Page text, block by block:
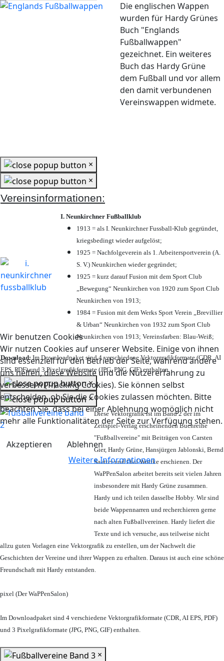
Wir benutzen Cookies
Wir nutzen Cookies auf unserer Website. Einige von ihnen
sind essenziell für den Betrieb der Seite, während andere
uns helfen, diese Website und die Nutzererfahrung zu
verbessern (Tracking Cookies). Sie können selbst
entscheiden, ob Sie die Cookies zulassen möchten. Bitte
beachten Sie, dass bei einer Ablehnung womöglich nicht
mehr alle Funktionalitäten der Seite zur Verfügung stehen.
Akzeptieren
Ablehnen
Weitere Informationen
Die englischen Wappen
wurden für Hardy Grünes
Buch "Englands
Fußballwappen"
gezeichnet. Ein weiteres
Buch das Hardy Grüne
dem Fußball und vor allem
den damit verbundenen
Vereinswappen widmete.
×
×
Vereinsinformationen:
I. Neunkirchner Fußballklub
1913 = als I. Neunkirchner Fussball-Klub gegründet,
kriegsbedingt wieder aufgelöst;
1925 = Nachfolgeverein als 1. Arbeitersportverein (A.
S. V.) Neunkirchen wieder gegründet;
1925 = kurz darauf Fusion mit dem Sport Club
„Bewegung“ Neunkirchen von 1920 zum Sport Club
Neunkirchen von 1913;
1984 = Fusion mit dem Werks Sport Verein „Brevillier
& Urban“ Neunkirchen von 1932 zum Sport Club
Neunkirchen von 1913; Vereinsfarben: Blau-Weiß;
Download: Im Downloadpaket sind 4 verschiedene Vektorgrafikformate (CDR, AI
EPS, PDF) und 3 Pixelgrafikformate (JPG, PNG, GIF) enthalten.
×
×
Diese Vektorgrafik ist im Band 2 der im
Zeitspiel-Verlag erscheinenden Buchreihe
"Fußballvereine" mit Beiträgen von Carsten
Gier, Hardy Grüne, Hansjürgen Jablonski, Bernd
Sautter und Olaf Wuttke erschienen. Der
WaPPenSalon arbeitet bereits seit vielen Jahren
insbesondere mit Hardy Grüne zusammen.
Hardy und ich teilen dasselbe Hobby. Wir sind
beide Wappennarren und recherchieren gerne
nach alten Fußballvereinen. Hardy liefert die
Texte und ich versuche, aus teilweise nicht
allzu guten Vorlagen eine Vektorgrafik zu erstellen, um der Nachwelt die
Geschichten der Vereine und ihrer Wappen zu erhalten. Daraus ist auch eine schöne
Freundschaft mit Hardy entstanden.
pixel (Der WaPPenSalon)
Im Downloadpaket sind 4 verschiedene Vektorgrafikformate (CDR, AI EPS, PDF)
und 3 Pixelgrafikformate (JPG, PNG, GIF) enthalten.
×